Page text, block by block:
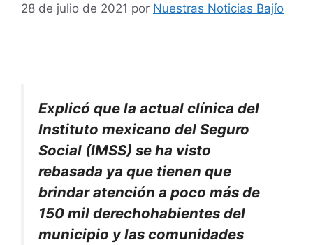
28 de julio de 2021 por Nuestras Noticias Bajío
Explicó que la actual clínica del
Instituto mexicano del Seguro
Social (IMSS) se ha visto
rebasada ya que tienen que
brindar atención a poco más de
150 mil derechohabientes del
municipio y las comunidades